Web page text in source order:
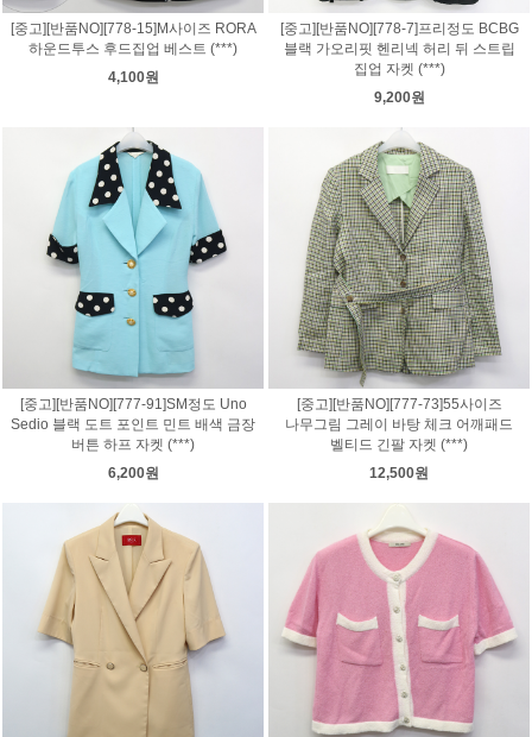
[중고][반품NO][778-15]M사이즈 RORA
하운드투스 후드집업 베스트 (***)
4,100원
[중고][반품NO][778-7]프리정도 BCBG
블랙 가오리핏 헨리넥 허리 뒤 스트립
집업 자켓 (***)
9,200원
[중고][반품NO][777-91]SM정도 Uno
Sedio 블랙 도트 포인트 민트 배색 금장
버튼 하프 자켓 (***)
6,200원
[중고][반품NO][777-73]55사이즈
나무그림 그레이 바탕 체크 어깨패드
벨티드 긴팔 자켓 (***)
12,500원